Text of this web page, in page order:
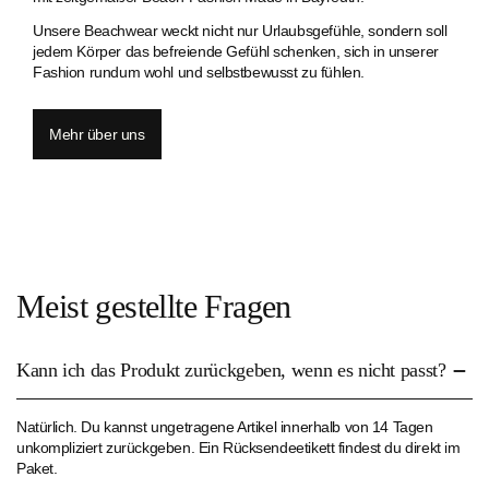
Unsere Beachwear weckt nicht nur Urlaubsgefühle, sondern soll
jedem Körper das befreiende Gefühl schenken, sich in unserer
Fashion rundum wohl und selbstbewusst zu fühlen.
Mehr über uns
Meist gestellte Fragen
Kann ich das Produkt zurückgeben, wenn es nicht passt?
Natürlich. Du kannst ungetragene Artikel innerhalb von 14 Tagen
unkompliziert zurückgeben. Ein Rücksendeetikett findest du direkt im
Paket.